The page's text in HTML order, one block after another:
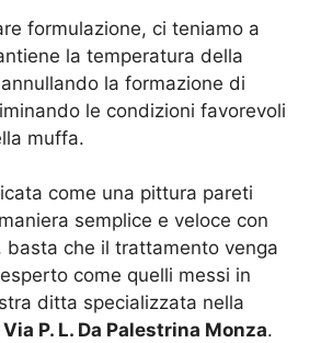
formulazione, ci teniamo a
la temperatura della
la formazione di
le condizioni favorevoli
muffa.
come una pittura pareti
semplice e veloce con
basta che il trattamento venga
come quelli messi in
ditta specializzata nella
P. L. Da Palestrina Monza.